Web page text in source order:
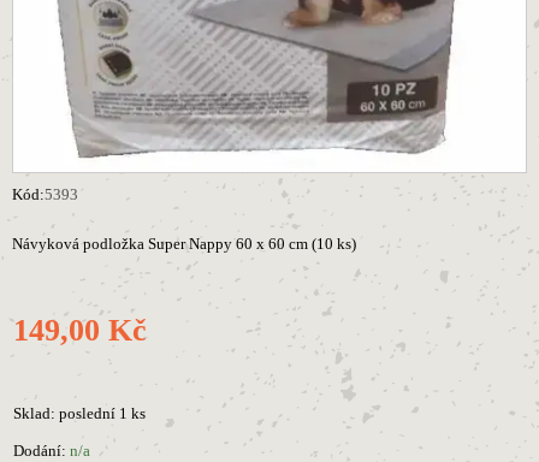
Kód:5393
Návyková podložka Super Nappy 60 x 60 cm (10 ks)
149,00 Kč
Sklad: poslední 1 ks
Dodání: n/a